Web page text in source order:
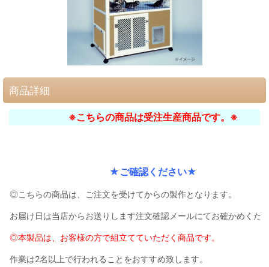
商品詳細
※こちらの商品は受注生産商品です。※
★ご確認ください★
◎こちらの商品は、ご注文を受けてからの製作となります。
お届け日は当店からお送りします注文確認メールにてお確かめくだ
◎本製品は、お客様の方で組立てていただく商品です。
作業は2名以上で行われることをおすすめ致します。